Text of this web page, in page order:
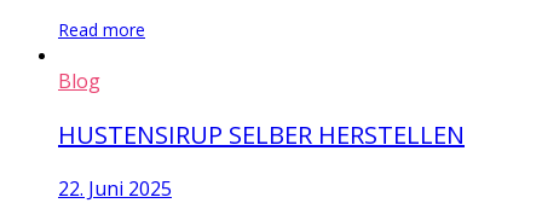
Read more
Blog
HUSTENSIRUP SELBER HERSTELLEN
22. Juni 2025